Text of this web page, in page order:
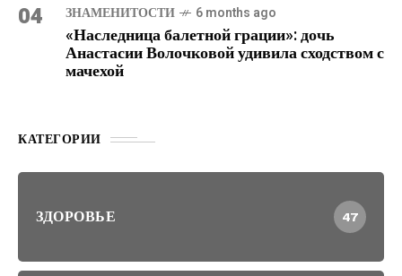
04 ЗНАМЕНИТОСТИ 6 months ago
«Наследница балетной грации»: дочь
Анастасии Волочковой удивила сходством с
мачехой
КАТЕГОРИИ
ЗДОРОВЬЕ 47